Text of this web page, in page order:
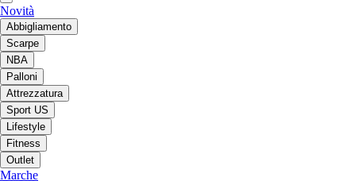
Novità
Abbigliamento
Scarpe
NBA
Palloni
Attrezzatura
Sport US
Lifestyle
Fitness
Outlet
Marche